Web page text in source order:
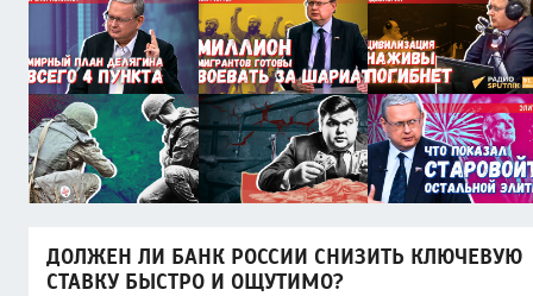
ДОЛЖЕН ЛИ БАНК РОССИИ СНИЗИТЬ КЛЮЧЕВУЮ
СТАВКУ БЫСТРО И ОЩУТИМО?